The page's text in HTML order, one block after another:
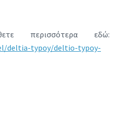
περισσότερα εδώ:
deltia-typoy/deltio-typoy-